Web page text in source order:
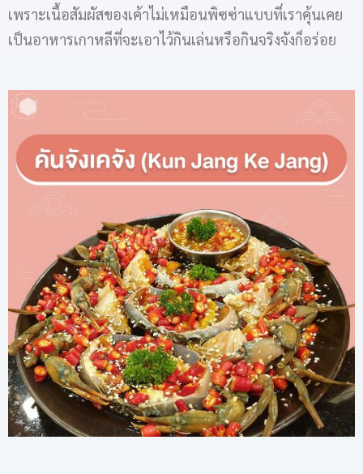
เพราะเนื้อสัมผัสของเค้าไม่เหมือนพิซซ่าแบบที่เราคุ้นเคย
เป็นอาหารเกาหลีที่จะเอาไว้กินเล่นหรือกินจริงจังก็อร่อย